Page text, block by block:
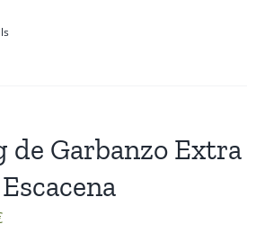
de Garbanzo Extra